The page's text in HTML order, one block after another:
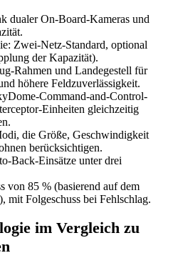
dualer On-Board-Kameras und
Zwei-Netz-Standard, optional
der Kapazität).
Rahmen und Landegestell für
höhere Feldzuverlässigkeit.
Command-and-Control-
Einheiten gleichzeitig
die Größe, Geschwindigkeit
berücksichtigen.
Back-Einsätze unter drei
von 85 % (basierend auf dem
mit Folgeschuss bei Fehlschlag.
im Vergleich zu